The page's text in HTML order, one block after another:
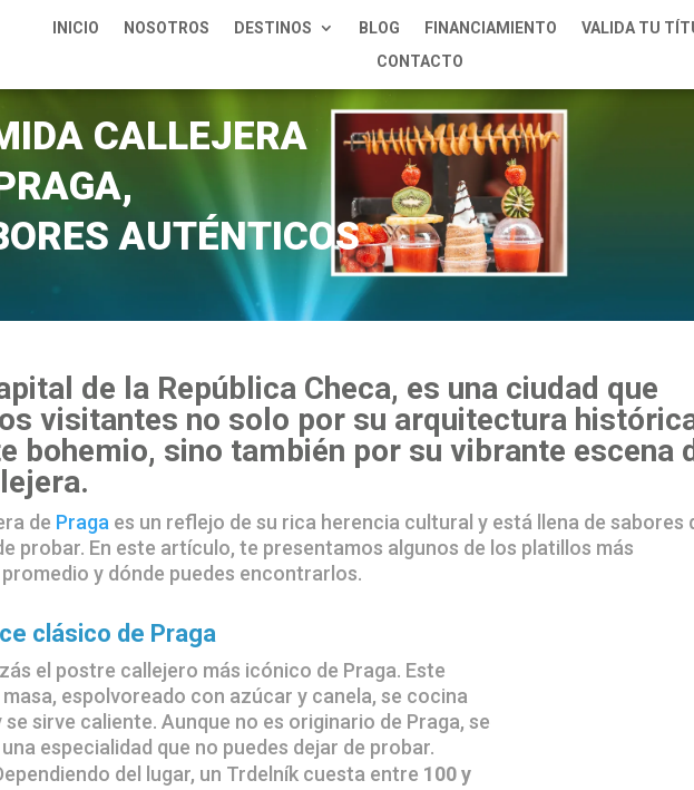
INICIO NOSOTROS DESTINOS BLOG FINANCIAMIENTO
VALIDA TU
CONTACTO
CALLEJERA
AUTÉNTICOS
de la República Checa, es una ciudad que
visitantes no solo por su arquitectura
bohemio, sino también por su vibrante escena
de Praga es un reflejo de su rica herencia cultural y está llena de sabores
probar. En este artículo, te presentamos algunos de los platillos más
y dónde puedes encontrarlos.
clásico de Praga
el postre callejero más icónico de Praga. Este
espolvoreado con azúcar y canela, se cocina
sirve caliente. Aunque no es originario de Praga, se
especialidad que no puedes dejar de probar.
del lugar, un Trdelník cuesta entre 100 y